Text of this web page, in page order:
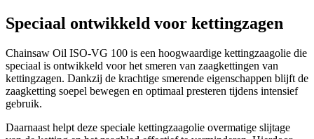
Speciaal ontwikkeld voor kettingzagen
Chainsaw Oil ISO-VG 100 is een hoogwaardige kettingzaagolie die
speciaal is ontwikkeld voor het smeren van zaagkettingen van
kettingzagen. Dankzij de krachtige smerende eigenschappen blijft de
zaagketting soepel bewegen en optimaal presteren tijdens intensief
gebruik.
Daarnaast helpt deze speciale kettingzaagolie overmatige slijtage